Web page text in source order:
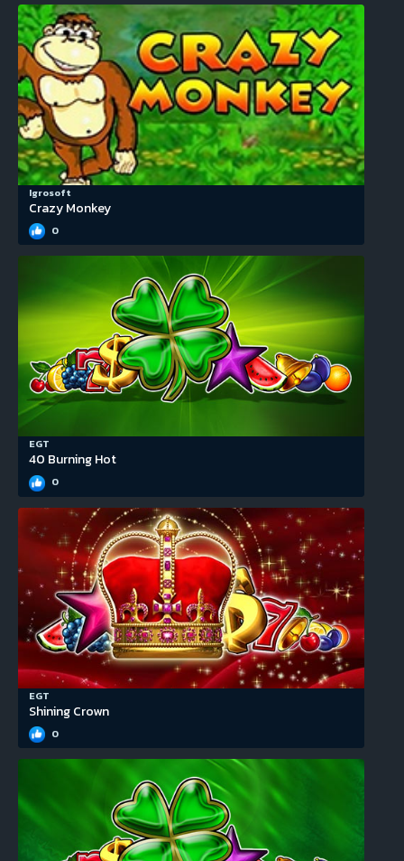
Igrosoft
Crazy Monkey
0
EGT
40 Burning Hot
0
EGT
Shining Crown
0